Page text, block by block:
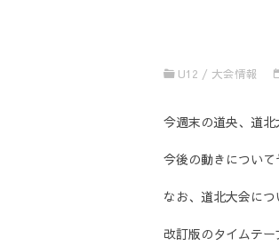
U12 / 大会情報
今週末の道央、道北
今後の動きについ
なお、道北大会に
改訂版のタイムテー